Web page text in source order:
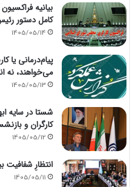
بیانیه
کامل دستور
1405/05/14
پیام‌درمانی یا
می‌خواهند، نه
1405/05/13
شستا در سایه
کارگران و
1405/05/12
انتظارِ شفافیت
1405/05/11